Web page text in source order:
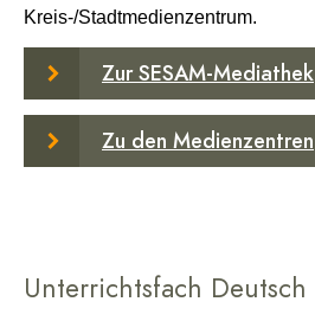
Kreis-/Stadtmedienzentrum.
Zur SESAM-Mediathek
Zu den Medienzentren
Unterrichtsfach Deutsch